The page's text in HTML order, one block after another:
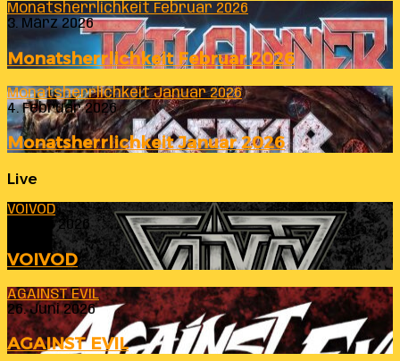
Monatsherrlichkeit Februar 2026
3. März 2026
Monatsherrlichkeit Februar 2026
Monatsherrlichkeit Januar 2026
4. Februar 2026
Monatsherrlichkeit Januar 2026
Live
VOIVOD
23. Juli 2026
VOIVOD
AGAINST EVIL
26. Juni 2026
AGAINST EVIL